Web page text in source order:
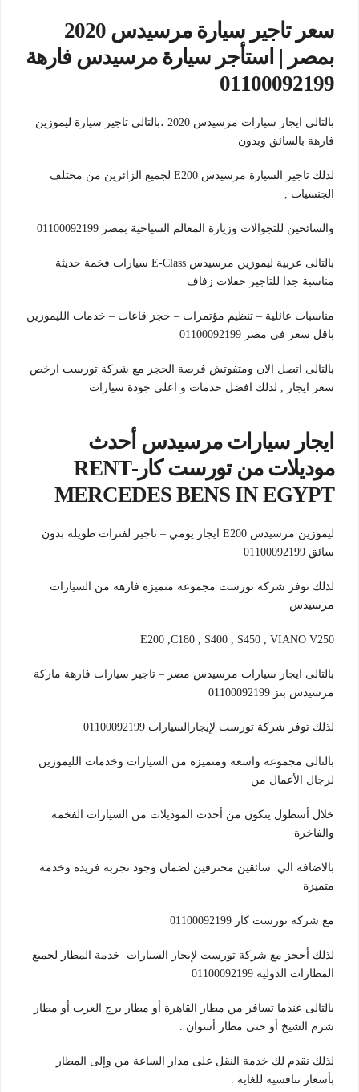
سعر تاجير سيارة مرسيدس 2020
بمصر | استأجر سيارة مرسيدس فارهة
01100092199
بالتالى ايجار سيارات مرسيدس 2020 ،بالتالى تاجير سيارة ليموزين
فارهة بالسائق وبدون
لذلك تاجير السيارة مرسيدس E200 لجميع الزائرين من مختلف
الجنسيات ,
والسائحين للتجوالات وزيارة المعالم السياحية بمصر 01100092199
بالتالى عربية ليموزين مرسيدس E-Class سيارات فخمة حديثة
مناسبة جدا للتاجير حفلات زفاف
مناسبات عائلية – تنظيم مؤتمرات – حجز قاعات – خدمات الليموزين
باقل سعر في مصر 01100092199
بالتالى اتصل الان ومتفوتش فرصة الحجز مع شركة تورست ارخص
سعر ايجار , لذلك افضل خدمات و اعلي جودة سيارات
ايجار سيارات مرسيدس أحدث
موديلات من تورست كار-RENT
MERCEDES BENS IN EGYPT
ليموزين مرسيدس E200 ايجار يومي – تاجير لفترات طويلة بدون
سائق 01100092199
لذلك توفر شركة تورست مجموعة متميزة فارهة من السيارات
مرسيدس
E200 ,C180 , S400 , S450 , VIANO V250
بالتالى ايجار سيارات مرسيدس مصر – تاجير سيارات فارهة ماركة
مرسيدس بنز 01100092199
لذلك توفر شركة تورست لإيجارالسيارات 01100092199
بالتالى مجموعة واسعة ومتميزة من السيارات وخدمات الليموزين
لرجال الأعمال من
خلال أسطول يتكون من أحدث الموديلات من السيارات الفخمة
والفاخرة
بالاضافة الي سائقين محترفين لضمان وجود تجربة فريدة وخدمة
متميزة
مع شركة تورست كار 01100092199
لذلك أحجز مع شركة تورست لإيجار السيارات خدمة المطار لجميع
المطارات الدولية 01100092199
بالتالى عندما تسافر من مطار القاهرة أو مطار برج العرب أو مطار
شرم الشيخ أو حتى مطار أسوان .
لذلك نقدم لك خدمة النقل على مدار الساعة من وإلى المطار
بأسعار تنافسية للغاية .